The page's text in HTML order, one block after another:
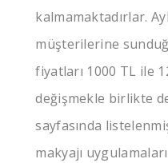
kalmamaktadırlar.
müşterilerine
fiyatları 1000 TL ile
değişmekle birlikte
sayfasında
makyajı